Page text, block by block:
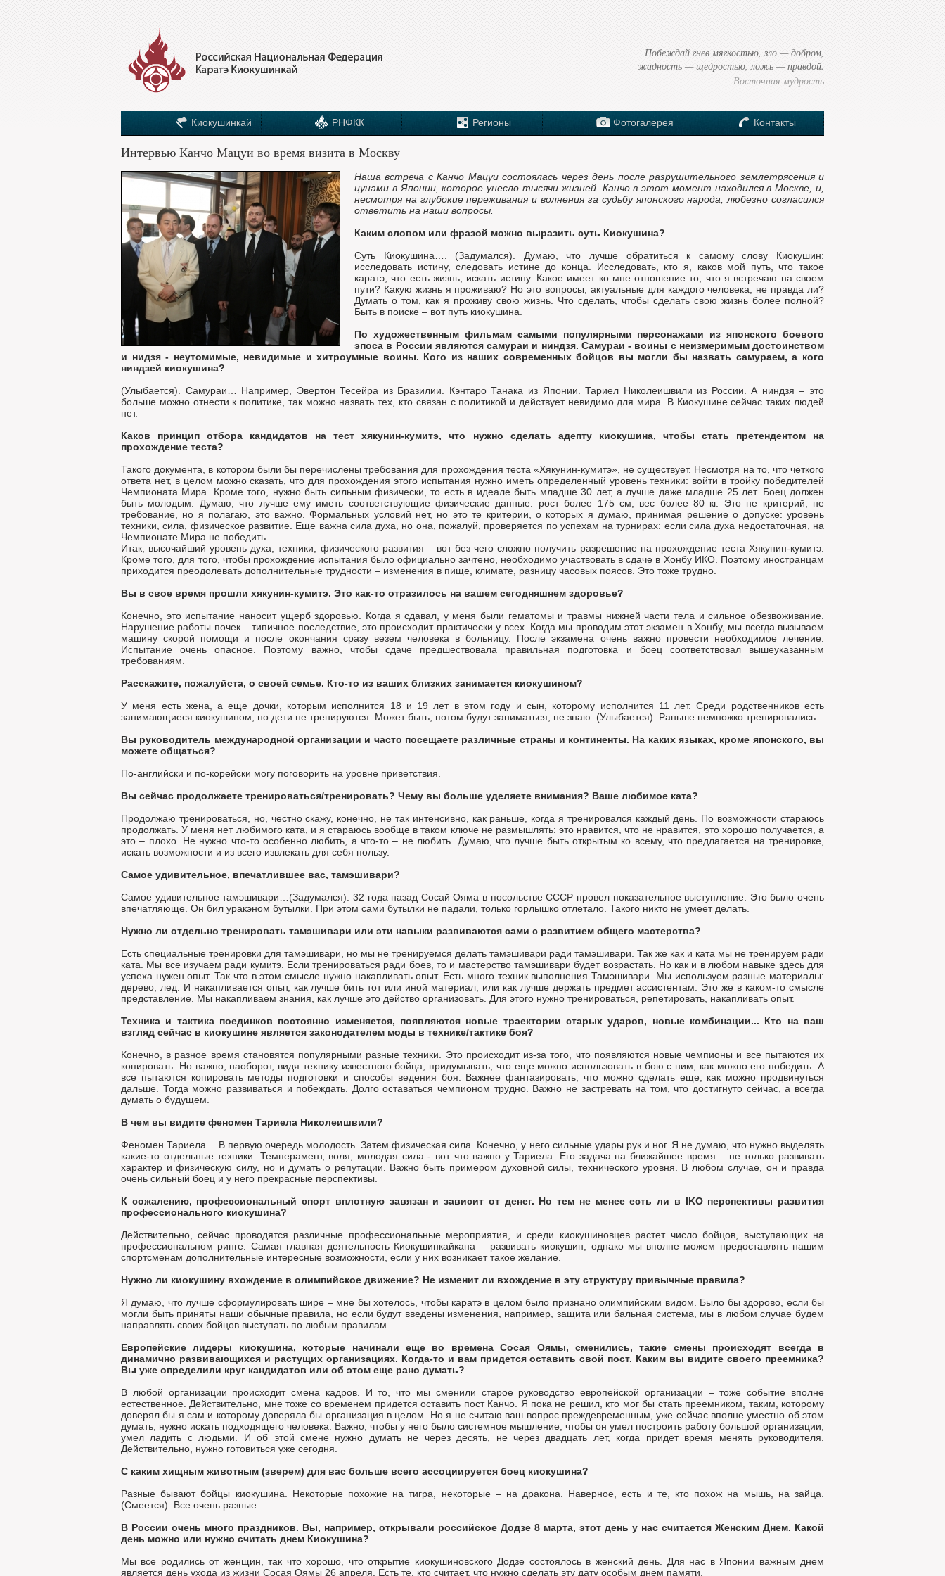
Побеждай гнев мягкостью, зло — добром,
жадность — щедростью, ложь — правдой.
Восточная мудрость
Киокушинкай РНФКК Регионы Фотогалерея Контакты
Интервью Канчо Мацуи во время визита в Москву
Наша встреча с Канчо Мацуи состоялась через день после разрушительного землетрясения и
цунами в Японии, которое унесло тысячи жизней. Канчо в этот момент находился в Москве, и,
несмотря на глубокие переживания и волнения за судьбу японского народа, любезно согласился
ответить на наши вопросы.
Каким словом или фразой можно выразить суть Киокушина?
Суть Киокушина…. (Задумался). Думаю, что лучше обратиться к самому слову Киокушин:
исследовать истину, следовать истине до конца. Исследовать, кто я, каков мой путь, что такое
каратэ, что есть жизнь, искать истину. Какое имеет ко мне отношение то, что я встречаю на своем
пути? Какую жизнь я проживаю? Но это вопросы, актуальные для каждого человека, не правда ли?
Думать о том, как я проживу свою жизнь. Что сделать, чтобы сделать свою жизнь более полной?
Быть в поиске – вот путь киокушина.
По художественным фильмам самыми популярными персонажами из японского боевого
эпоса в России являются самураи и ниндзя. Самураи - воины с неизмеримым достоинством
и нидзя - неутомимые, невидимые и хитроумные воины. Кого из наших современных бойцов вы могли бы назвать самураем, а кого
ниндзей киокушина?
(Улыбается). Самураи… Например, Эвертон Тесейра из Бразилии. Кэнтаро Танака из Японии. Тариел Николеишвили из России. А ниндзя – это
больше можно отнести к политике, так можно назвать тех, кто связан с политикой и действует невидимо для мира. В Киокушине сейчас таких людей
нет.
Каков принцип отбора кандидатов на тест хякунин-кумитэ, что нужно сделать адепту киокушина, чтобы стать претендентом на
прохождение теста?
Такого документа, в котором были бы перечислены требования для прохождения теста «Хякунин-кумитэ», не существует. Несмотря на то, что четкого
ответа нет, в целом можно сказать, что для прохождения этого испытания нужно иметь определенный уровень техники: войти в тройку победителей
Чемпионата Мира. Кроме того, нужно быть сильным физически, то есть в идеале быть младше 30 лет, а лучше даже младше 25 лет. Боец должен
быть молодым. Думаю, что лучше ему иметь соответствующие физические данные: рост более 175 см, вес более 80 кг. Это не критерий, не
требование, но я полагаю, это важно. Формальных условий нет, но это те критерии, о которых я думаю, принимая решение о допуске: уровень
техники, сила, физическое развитие. Еще важна сила духа, но она, пожалуй, проверяется по успехам на турнирах: если сила духа недостаточная, на
Чемпионате Мира не победить.
Итак, высочайший уровень духа, техники, физического развития – вот без чего сложно получить разрешение на прохождение теста Хякунин-кумитэ.
Кроме того, для того, чтобы прохождение испытания было официально зачтено, необходимо участвовать в сдаче в Хонбу ИКО. Поэтому иностранцам
приходится преодолевать дополнительные трудности – изменения в пище, климате, разницу часовых поясов. Это тоже трудно.
Вы в свое время прошли хякунин-кумитэ. Это как-то отразилось на вашем сегодняшнем здоровье?
Конечно, это испытание наносит ущерб здоровью. Когда я сдавал, у меня были гематомы и травмы нижней части тела и сильное обезвоживание.
Нарушение работы почек – типичное последствие, это происходит практически у всех. Когда мы проводим этот экзамен в Хонбу, мы всегда вызываем
машину скорой помощи и после окончания сразу везем человека в больницу. После экзамена очень важно провести необходимое лечение.
Испытание очень опасное. Поэтому важно, чтобы сдаче предшествовала правильная подготовка и боец соответствовал вышеуказанным
требованиям.
Расскажите, пожалуйста, о своей семье. Кто-то из ваших близких занимается киокушином?
У меня есть жена, а еще дочки, которым исполнится 18 и 19 лет в этом году и сын, которому исполнится 11 лет. Среди родственников есть
занимающиеся киокушином, но дети не тренируются. Может быть, потом будут заниматься, не знаю. (Улыбается). Раньше немножко тренировались.
Вы руководитель международной организации и часто посещаете различные страны и континенты. На каких языках, кроме японского, вы
можете общаться?
По-английски и по-корейски могу поговорить на уровне приветствия.
Вы сейчас продолжаете тренироваться/тренировать? Чему вы больше уделяете внимания? Ваше любимое ката?
Продолжаю тренироваться, но, честно скажу, конечно, не так интенсивно, как раньше, когда я тренировался каждый день. По возможности стараюсь
продолжать. У меня нет любимого ката, и я стараюсь вообще в таком ключе не размышлять: это нравится, что не нравится, это хорошо получается, а
это – плохо. Не нужно что-то особенно любить, а что-то – не любить. Думаю, что лучше быть открытым ко всему, что предлагается на тренировке,
искать возможности и из всего извлекать для себя пользу.
Самое удивительное, впечатлившее вас, тамэшивари?
Самое удивительное тамэшивари…(Задумался). 32 года назад Сосай Ояма в посольстве СССР провел показательное выступление. Это было очень
впечатляюще. Он бил уракэном бутылки. При этом сами бутылки не падали, только горлышко отлетало. Такого никто не умеет делать.
Нужно ли отдельно тренировать тамэшивари или эти навыки развиваются сами с развитием общего мастерства?
Есть специальные тренировки для тамэшивари, но мы не тренируемся делать тамэшивари ради тамэшивари. Так же как и ката мы не тренируем ради
ката. Мы все изучаем ради кумитэ. Если тренироваться ради боев, то и мастерство тамэшивари будет возрастать. Но как и в любом навыке здесь для
успеха нужен опыт. Так что в этом смысле нужно накапливать опыт. Есть много техник выполнения Тамэшивари. Мы используем разные материалы:
дерево, лед. И накапливается опыт, как лучше бить тот или иной материал, или как лучше держать предмет ассистентам. Это же в каком-то смысле
представление. Мы накапливаем знания, как лучше это действо организовать. Для этого нужно тренироваться, репетировать, накапливать опыт.
Техника и тактика поединков постоянно изменяется, появляются новые траектории старых ударов, новые комбинации... Кто на ваш
взгляд сейчас в киокушине является законодателем моды в технике/тактике боя?
Конечно, в разное время становятся популярными разные техники. Это происходит из-за того, что появляются новые чемпионы и все пытаются их
копировать. Но важно, наоборот, видя технику известного бойца, придумывать, что еще можно использовать в бою с ним, как можно его победить. А
все пытаются копировать методы подготовки и способы ведения боя. Важнее фантазировать, что можно сделать еще, как можно продвинуться
дальше. Тогда можно развиваться и побеждать. Долго оставаться чемпионом трудно. Важно не застревать на том, что достигнуто сейчас, а всегда
думать о будущем.
В чем вы видите феномен Тариела Николеишвили?
Феномен Тариела… В первую очередь молодость. Затем физическая сила. Конечно, у него сильные удары рук и ног. Я не думаю, что нужно выделять
какие-то отдельные техники. Темперамент, воля, молодая сила - вот что важно у Тариела. Его задача на ближайшее время – не только развивать
характер и физическую силу, но и думать о репутации. Важно быть примером духовной силы, технического уровня. В любом случае, он и правда
очень сильный боец и у него прекрасные перспективы.
К сожалению, профессиональный спорт вплотную завязан и зависит от денег. Но тем не менее есть ли в IKO перспективы развития
профессионального киокушина?
Действительно, сейчас проводятся различные профессиональные мероприятия, и среди киокушиновцев растет число бойцов, выступающих на
профессиональном ринге. Самая главная деятельность Киокушинкайкана – развивать киокушин, однако мы вполне можем предоставлять нашим
спортсменам дополнительные интересные возможности, если у них возникает такое желание.
Нужно ли киокушину вхождение в олимпийское движение? Не изменит ли вхождение в эту структуру привычные правила?
Я думаю, что лучше сформулировать шире – мне бы хотелось, чтобы каратэ в целом было признано олимпийским видом. Было бы здорово, если бы
могли быть приняты наши обычные правила, но если будут введены изменения, например, защита или бальная система, мы в любом случае будем
направлять своих бойцов выступать по любым правилам.
Европейские лидеры киокушина, которые начинали еще во времена Сосая Оямы, сменились, такие смены происходят всегда в
динамично развивающихся и растущих организациях. Когда-то и вам придется оставить свой пост. Каким вы видите своего преемника?
Вы уже определили круг кандидатов или об этом еще рано думать?
В любой организации происходит смена кадров. И то, что мы сменили старое руководство европейской организации – тоже событие вполне
естественное. Действительно, мне тоже со временем придется оставить пост Канчо. Я пока не решил, кто мог бы стать преемником, таким, которому
доверял бы я сам и которому доверяла бы организация в целом. Но я не считаю ваш вопрос преждевременным, уже сейчас вполне уместно об этом
думать, нужно искать подходящего человека. Важно, чтобы у него было системное мышление, чтобы он умел построить работу большой организации,
умел ладить с людьми. И об этой смене нужно думать не через десять, не через двадцать лет, когда придет время менять руководителя.
Действительно, нужно готовиться уже сегодня.
С каким хищным животным (зверем) для вас больше всего ассоциируется боец киокушина?
Разные бывают бойцы киокушина. Некоторые похожие на тигра, некоторые – на дракона. Наверное, есть и те, кто похож на мышь, на зайца.
(Смеется). Все очень разные.
В России очень много праздников. Вы, например, открывали российское Додзе 8 марта, этот день у нас считается Женским Днем. Какой
день можно или нужно считать днем Киокушина?
Мы все родились от женщин, так что хорошо, что открытие киокушиновского Додзе состоялось в женский день. Для нас в Японии важным днем
является день ухода из жизни Сосая Оямы 26 апреля. Есть те, кто считает, что нужно сделать эту дату особым днем памяти.